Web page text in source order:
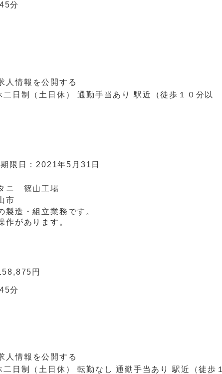
分
人情報を公開する
二日制（土日休） 通勤手当あり
駅近（徒歩１０分以
限日： 2021年5月31日
ニ 篠山工場
市
造・組立業務です。
作があります。
円
分
人情報を公開する
二日制（土日休） 転勤なし 通勤手当あり
駅近（徒歩１